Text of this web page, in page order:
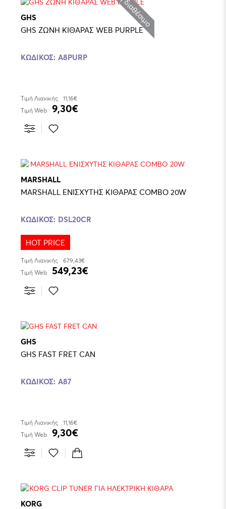
GHS
GHS ΖΩΝΗ ΚΙΘΑΡΑΣ WEB PURPLE
ΚΩΔΙΚΌΣ: A8PURP
Τιμή Λιανικής
11,16€
Τιμή Web
9,30€
MARSHALL
MARSHALL ΕΝΙΣΧΥΤΗΣ ΚΙΘΑΡΑΣ COMBO 20W
ΚΩΔΙΚΌΣ: DSL20CR
HOT PRICE
Τιμή Λιανικής
679,43€
Τιμή Web
549,23€
GHS
GHS FAST FRET CAN
ΚΩΔΙΚΌΣ: A87
Τιμή Λιανικής
11,16€
Τιμή Web
9,30€
KORG